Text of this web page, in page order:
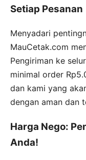
Setiap Pesanan
Menyadari
MauCetak.com
Pengiriman ke
minimal order
dan kami yang
dengan aman dan
Harga Nego:
Anda!